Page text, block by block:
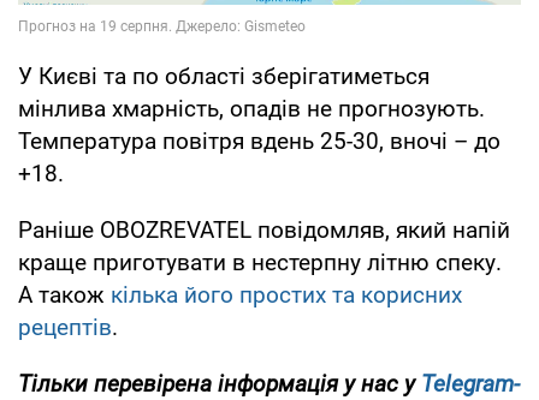
У Києві та по області зберігатиметься
мінлива хмарність, опадів не прогнозують.
Температура повітря вдень 25-30, вночі – до
+18.
Раніше OBOZREVATEL повідомляв, який напій
краще приготувати в нестерпну літню спеку.
А також кілька його простих та корисних
рецептів.
Тільки перевірена інформація у нас уTelegram-